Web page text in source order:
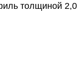
толщиной